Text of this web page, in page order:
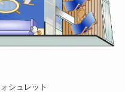
シュレット